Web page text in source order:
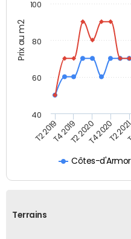
Prix au m2
Côtes-d'Armor
T2 2019T4 2019T2 2020T4 2020
T2
40
60
80
100
Terrains